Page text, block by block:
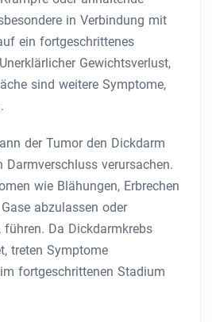
in Verbindung mit
ein fortgeschrittenes
Gewichtsverlust,
sind weitere Symptome,
der Tumor den Dickdarm
Darmverschluss verursachen.
wie Blähungen, Erbrechen
abzulassen oder
Da Dickdarmkrebs
treten Symptome
fortgeschrittenen Stadium